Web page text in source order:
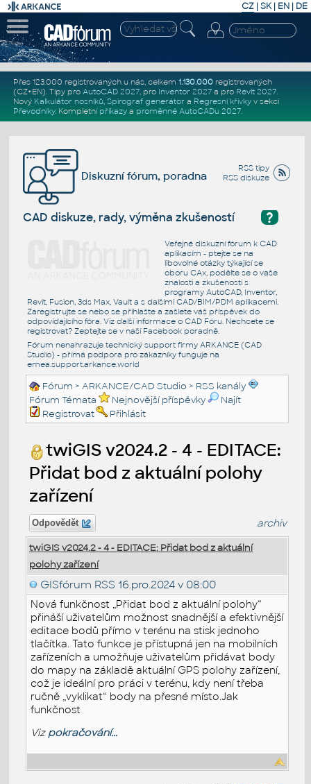
CZ | SK| EN | DE
Přes 123.000 registrovaných u nás, celkem 1.130.000registrovaných
(CZ+EN). Tipy pro AutoCAD 2027, pro Inventor 2027a pro Revit 2027.
Nový Kalkulátor nosníků, Spirograf generátor a Regresní křivkyv sekci
Převodníky. Kompletní příkazya proměnné AutoCADu 2027.
RSS tipy
RSS diskuze
Diskuzní fórum, poradna
?
CAD diskuze, rady, výměna zkušeností
Veřejné diskuzní fórum k CAD
aplikacím - ptejte se na
libovolné otázky týkající se
oboru CAx, podělte se o vaše
znalosti a zkušenosti s
programy AutoCAD, Inventor,
Revit, Fusion, 3ds Max, Vault a s dalšími CAD/BIM/PDM aplikacemi.
Zaregistrujte se nebo se přihlašte a zašlete váš příspěvek do
odpovídajícího fóra. Viz další informace o CAD Fóru. Nechcete se
registrovat? Zeptejte se v naší Facebook poradně.
Fórum nenahrazuje technický support firmy ARKANCE (CAD
Studio) - přímá podpora pro zákazníky funguje na
emea.support.arkance.world
Fórum >ARKANCE/CAD Studio > RSS kanály
Fórum Témata
Nejnovější příspěvky
Najít
Registrovat
Přihlásit
twiGIS v2024.2 - 4 - EDITACE:
Přidat bod z aktuální polohy
zařízení
Odpovědět archiv
twiGIS v2024.2 - 4 - EDITACE: Přidat bod z aktuální
polohy zařízení
GISfórum RSS 16.pro.2024 v 08:00
Nová funkčnost „Přidat bod z aktuální polohy“
přináší uživatelům možnost snadnější a efektivnější
editace bodů přímo v terénu na stisk jednoho
tlačítka. Tato funkce je přístupná jen na mobilních
zařízeních a umožňuje uživatelům přidávat body
do mapy na základě aktuální GPS polohy zařízení,
což je ideální pro práci v terénu, kdy není třeba
ručně „vyklikat“ body na přesné místo.Jak
funkčnost
Viz pokračování...